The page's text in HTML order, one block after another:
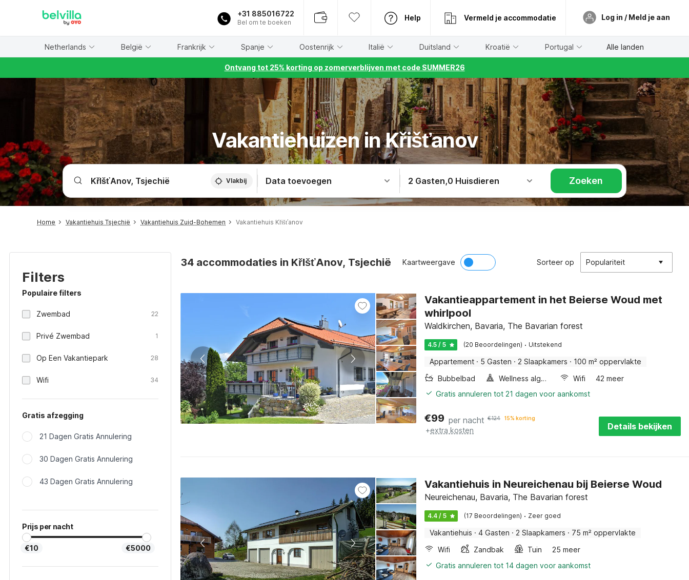
+31 885016722
Bel om te boeken
Help Vermeld je accommodatie Log in / Meld je aan
Netherlands België Frankrijk Spanje Oostenrijk Italië Duitsland Kroatië Portugal Alle landen
Ontvang tot 25% korting op zomerverblijven met code SUMMER26
Vakantiehuizen in Křišťanov
Vlakbij Data toevoegen 2 Gasten,0 Huisdieren Zoeken
Home Vakantiehuis Tsjechië Vakantiehuis Zuid-Bohemen Vakantiehuis Křišťanov
Filters
Populaire filters
Zwembad 22
Privé Zwembad 1
Op Een Vakantiepark 28
Wifi 34
Gratis afzegging
21 Dagen Gratis Annulering
30 Dagen Gratis Annulering
43 Dagen Gratis Annulering
Prijs per nacht
€10 €5000
34 accommodaties in KřIšťAnov, Tsjechië Kaartweergave Sorteer op Populariteit
Vakantieappartement in het Beierse Woud met
whirlpool
Waldkirchen, Bavaria, The Bavarian forest
4.5 / 5 (20 Beoordelingen) · Uitstekend
Appartement · 5 Gasten · 2 Slaapkamers · 100 m² oppervlakte
Bubbelbad
Wellness algemeen Wifi
42 meer
Gratis annuleren tot 21 dagen voor aankomst
€99 per nacht €124 15% korting
+extra kosten Details bekijken
Vakantiehuis in Neureichenau bij Beierse Woud
Neureichenau, Bavaria, The Bavarian forest
4.4 / 5 (17 Beoordelingen) · Zeer goed
Vakantiehuis · 4 Gasten · 2 Slaapkamers · 75 m² oppervlakte
Wifi
Zandbak Tuin
25 meer
Gratis annuleren tot 14 dagen voor aankomst